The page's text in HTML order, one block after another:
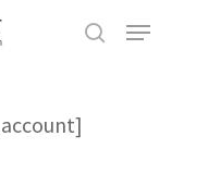
search
Menu